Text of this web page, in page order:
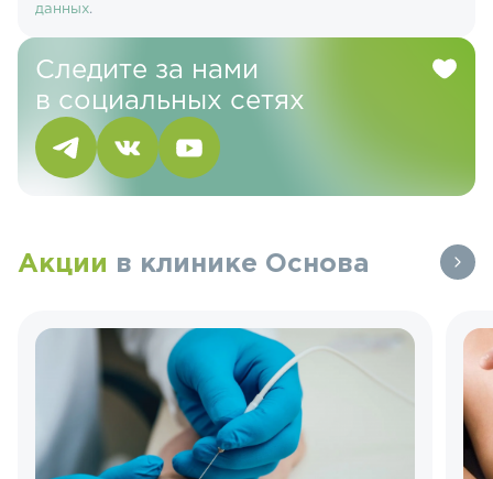
данных.
Следите за нами
в социальных сетях
Акции в клинике Основа